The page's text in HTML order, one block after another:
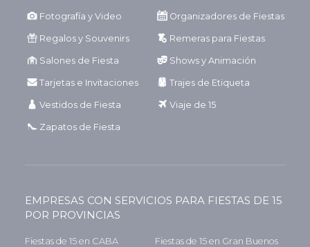
Fotografía y Video Organizadores de Fiestas
Regalos y Souvenirs Remeras para Fiestas
Salones de Fiesta Shows y Animación
Tarjetas e Invitaciones Trajes de Etiqueta
Vestidos de Fiesta Viaje de 15
Zapatos de Fiesta
EMPRESAS CON SERVICIOS PARA FIESTAS DE 15
POR PROVINCIAS
Fiestas de 15 en CABA
Fiestas de 15 en Gran Buenos